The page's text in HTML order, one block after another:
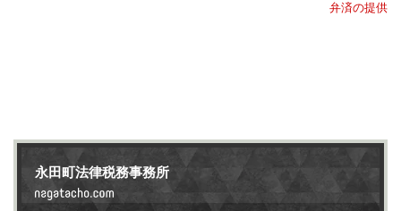
弁済の提供
永田町法律税務事務所